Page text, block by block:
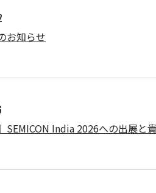
お知らせ
SEMICON India 2026への出展と